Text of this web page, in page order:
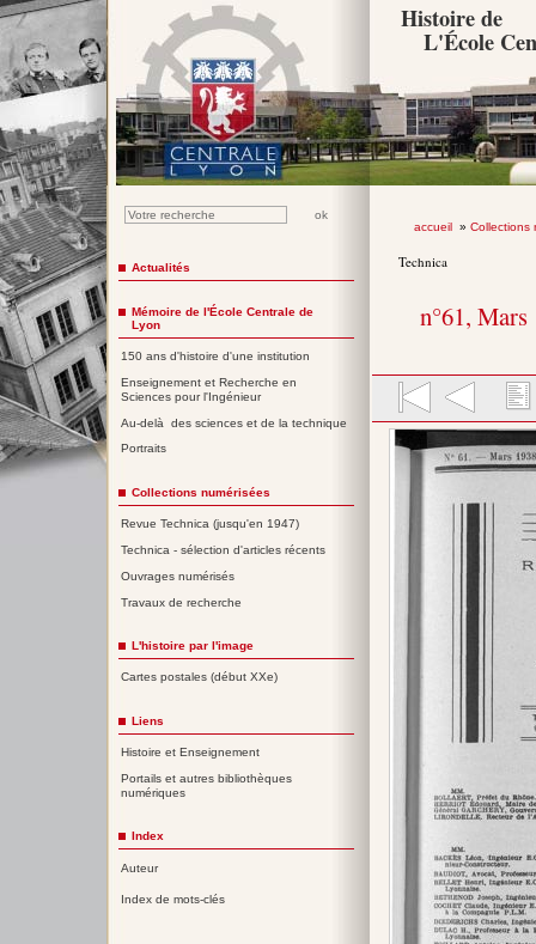
Histoire de
L'École
accueil» Collections
Technica
n°61, Mars
Actualités
Mémoire de l'École Centrale de
Lyon
150 ans d'histoire d'une institution
Enseignement et Recherche en
Sciences pour l'Ingénieur
Au-delà des sciences et de la technique
Portraits
Collections numérisées
Revue Technica (jusqu'en 1947)
Technica - sélection d'articles récents
Ouvrages numérisés
Travaux de recherche
L'histoire par l'image
Cartes postales (début XXe)
Liens
Histoire et Enseignement
Portails et autres bibliothèques
numériques
Index
Auteur
Index de mots-clés